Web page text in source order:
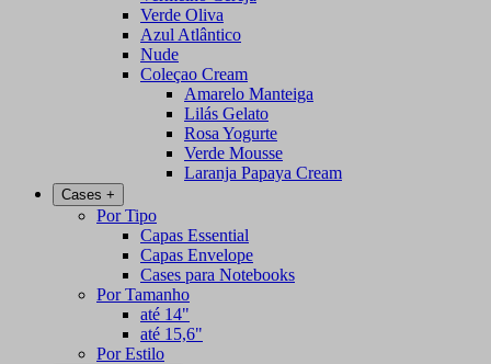
Verde Oliva
Azul Atlântico
Nude
Coleçao Cream
Amarelo Manteiga
Lilás Gelato
Rosa Yogurte
Verde Mousse
Laranja Papaya Cream
Cases +
Por Tipo
Capas Essential
Capas Envelope
Cases para Notebooks
Por Tamanho
até 14"
até 15,6"
Por Estilo